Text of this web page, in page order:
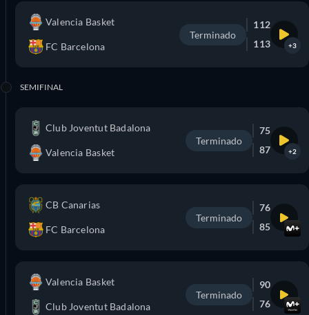
Valencia Basket
FC Barcelona
Terminado
112
113
+3
SEMIFINAL
Club Joventut Badalona
Valencia Basket
Terminado
75
87
+2
CB Canarias
FC Barcelona
Terminado
76
85
Valencia Basket
Club Joventut Badalona
Terminado
90
76